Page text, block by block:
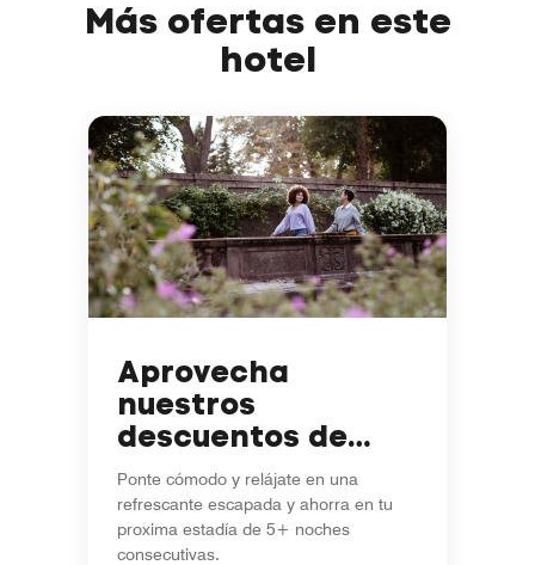
Más ofertas en este
hotel
Aprovecha
nuestros
descuentos de
temporada en
estadías de 5+
noches
Ponte cómodo y relájate en una
refrescante escapada y ahorra en tu
proxima estadía de 5+ noches
consecutivas.